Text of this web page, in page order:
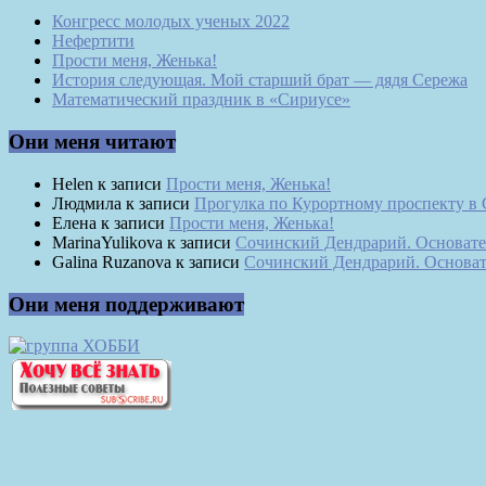
Конгресс молодых ученых 2022
Нефертити
Прости меня, Женька!
История следующая. Мой старший брат — дядя Сережа
Математический праздник в «Сириусе»
Они меня читают
Helen к записи Прости меня, Женька!
Людмила к записи Прогулка по Курортному проспекту в
Елена к записи Прости меня, Женька!
MarinaYulikova к записи Сочинский Дендрарий.
Galina Ruzanova к записи Сочинский Дендрарий.
Они меня поддерживают